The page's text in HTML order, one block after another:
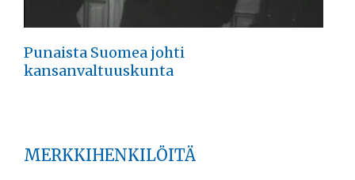
Punaista Suomea johti
kansanvaltuuskunta
MERKKIHENKILÖITÄ